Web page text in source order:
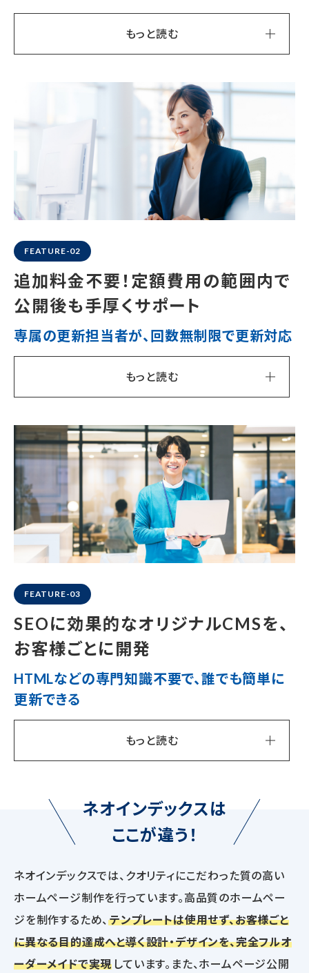
もっと読む
FEATURE-02
追加料金不要！ 定額費用の範囲内で
公開後も手厚くサポート
専属の更新担当者が、回数無制限で更新対応
もっと読む
FEATURE-03
SEOに効果的なオリジナルCMSを、
お客様ごとに開発
HTMLなどの専門知識不要で、誰でも簡単に
更新できる
もっと読む
ネオインデックスは
ここが違う！
ネオインデックスでは、クオリティにこだわった質の高い
ホームページ制作を行っています。高品質のホームペー
ジを制作するため、テンプレートは使用せず、お客様ごと
に異なる目的達成へと導く設計・デザインを、完全フルオ
ーダーメイドで実現 しています。また、ホームページ公開